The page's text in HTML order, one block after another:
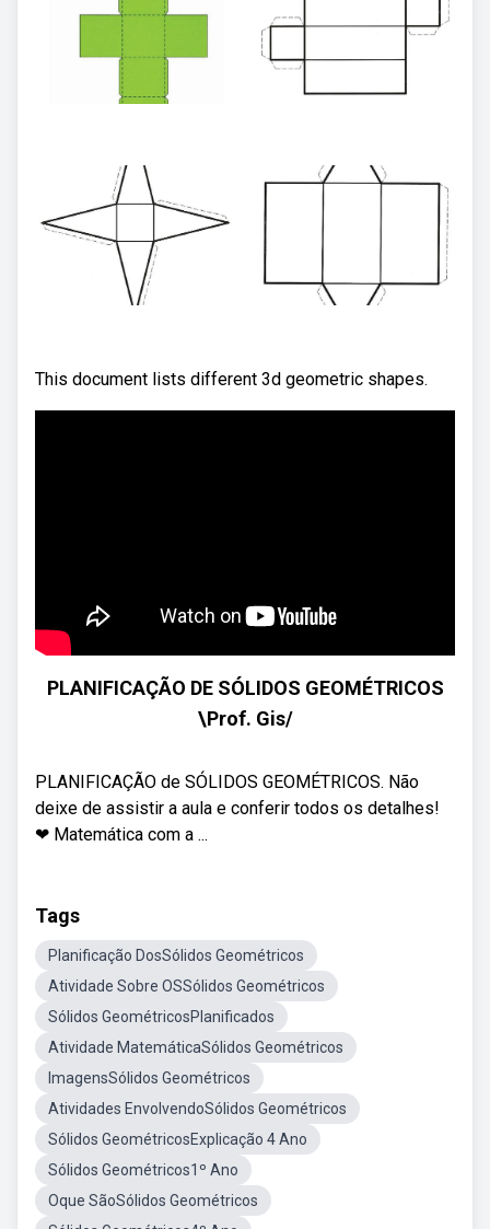
This document lists different 3d geometric shapes.
PLANIFICAÇÃO DE SÓLIDOS GEOMÉTRICOS
\Prof. Gis/
PLANIFICAÇÃO de SÓLIDOS GEOMÉTRICOS. Não
deixe de assistir a aula e conferir todos os detalhes!
❤ Matemática com a ...
Tags
Planificação DosSólidos Geométricos
Atividade Sobre OSSólidos Geométricos
Sólidos GeométricosPlanificados
Atividade MatemáticaSólidos Geométricos
ImagensSólidos Geométricos
Atividades EnvolvendoSólidos Geométricos
Sólidos GeométricosExplicação 4 Ano
Sólidos Geométricos1º Ano
Oque SãoSólidos Geométricos